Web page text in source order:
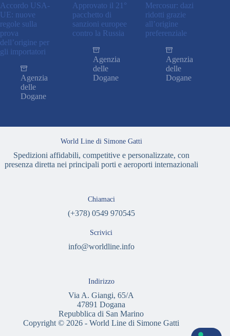
Accordo USA-
UE: nuove
regole sulla
prova
dell’origine per
gli importatori
Agenzia
delle
Dogane
Approvato il 21°
pacchetto di
sanzioni europee
contro la Russia
Agenzia
delle
Dogane
Mercosur: dazi
ridotti grazie
all’origine
preferenziale
Agenzia
delle
Dogane
World Line di Simone Gatti
Spedizioni affidabili, competitive e personalizzate, con
presenza diretta nei principali porti e aeroporti internazionali
Chiamaci
(+378) 0549 970545
Scrivici
info@worldline.info
Indirizzo
Via A. Giangi, 65/A
47891 Dogana
Repubblica di San Marino
Copyright © 2026 - World Line di Simone Gatti